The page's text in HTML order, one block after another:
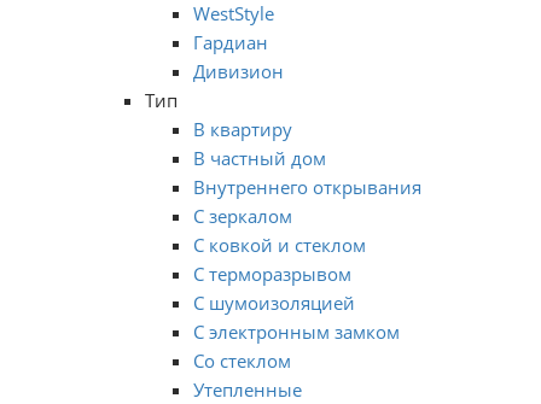
WestStyle
Гардиан
Дивизион
Тип
В квартиру
В частный дом
Внутреннего открывания
С зеркалом
С ковкой и стеклом
С терморазрывом
С шумоизоляцией
С электронным замком
Со стеклом
Утепленные